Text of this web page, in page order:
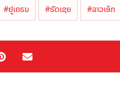
#ຢູເຄຣນ #ຣັດເຊຍ #ລາວເອັກ